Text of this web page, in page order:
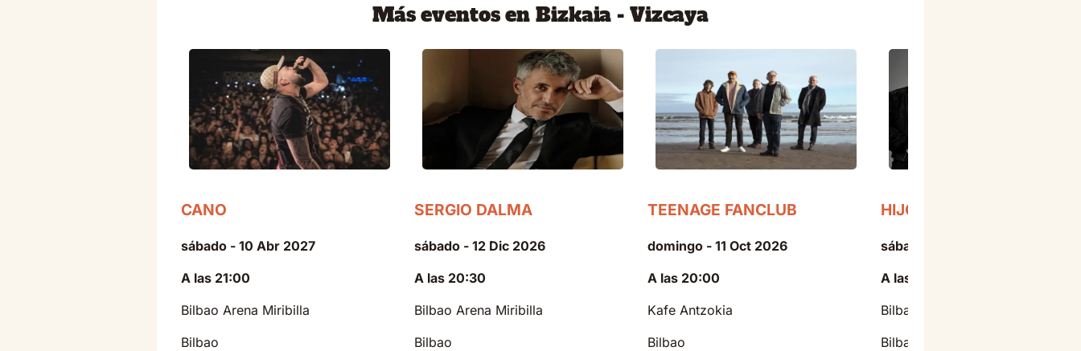
Más eventos en Bizkaia - Vizcaya
CANO
sábado - 10 Abr 2027
A las 21:00
Bilbao Arena Miribilla
Bilbao
SERGIO DALMA
sábado - 12 Dic 2026
A las 20:30
Bilbao Arena Miribilla
Bilbao
TEENAGE FANCLUB
domingo - 11 Oct 2026
A las 20:00
Kafe Antzokia
Bilbao
HIJOS DE LA RUINA
sábado - 24 Oct 2026
A las 21:00
Bilbao Arena Miribilla
Bilbao